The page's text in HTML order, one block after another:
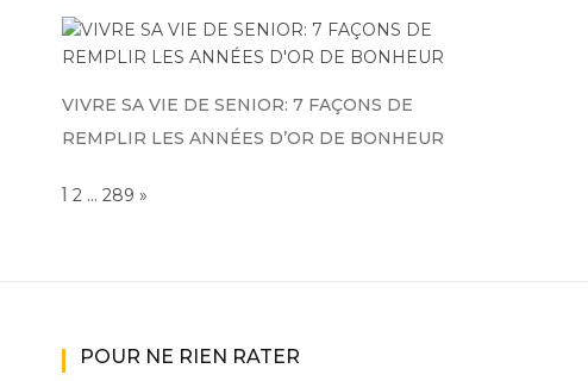
VIVRE SA VIE DE SENIOR: 7 FAÇONS DE
REMPLIR LES ANNÉES D’OR DE BONHEUR
Page:
1 2 … 289 NEXT
»
POUR NE RIEN RATER